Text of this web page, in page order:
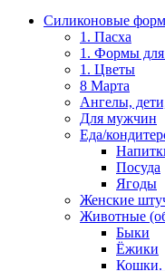
Силиконовые
1. Пасха
1. Формы для
1. Цветы
8 Марта
Ангелы,
Для мужчин
Еда/
Посуда
Ягоды
Женские
Животные
Быки
Ёжики
Кошки.